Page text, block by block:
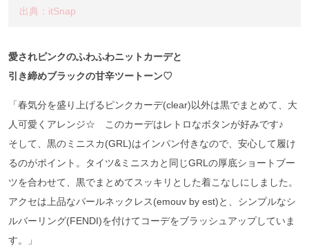
出典：itSnap
愛されピンクのふわふわニットカーデと
引き締めブラックの甘辛ツートーン♡
「春気分を盛り上げるピンクカーデ(clear)以外は黒でまとめて、大
人可愛くアレンジ☆ このカーデはレトロなボタンが好みです♪
そして、黒のミニスカ(GRL)はインパン付きなので、安心して履け
るのがポイント。タイツ&ミニスカと同じGRLの厚底ショートブー
ツを合わせて、黒でまとめてスッキリとした着こなしにしました。
アクセは上品なパールネックレス(emouv by est)と、シンプルなシ
ルバーリング(FENDI)を付けてコーデをブラッシュアップしていま
す。」